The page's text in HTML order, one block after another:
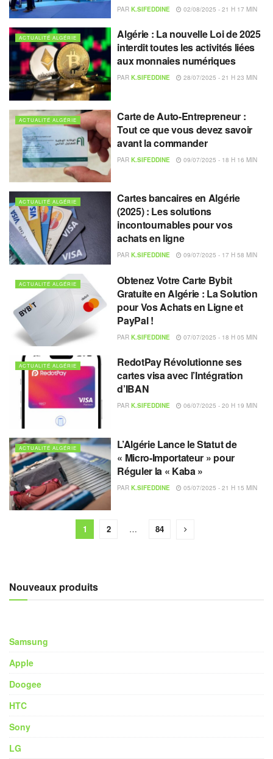
PAR K.SIFEDDINE 02/08/2025 - 21 H 17 MIN
ACTUALITÉ ALGÉRIE
Algérie : La nouvelle Loi de 2025
interdit toutes les activités liées
aux monnaies numériques
PAR K.SIFEDDINE 28/07/2025 - 21 H 23 MIN
ACTUALITÉ ALGÉRIE
Carte de Auto-Entrepreneur :
Tout ce que vous devez savoir
avant la commander
PAR K.SIFEDDINE 09/07/2025 - 18 H 16 MIN
ACTUALITÉ ALGÉRIE
Cartes bancaires en Algérie
(2025) : Les solutions
incontournables pour vos
achats en ligne
PAR K.SIFEDDINE 09/07/2025 - 17 H 58 MIN
ACTUALITÉ ALGÉRIE
Obtenez Votre Carte Bybit
Gratuite en Algérie : La Solution
pour Vos Achats en Ligne et
PayPal !
PAR K.SIFEDDINE 07/07/2025 - 18 H 05 MIN
ACTUALITÉ ALGÉRIE
RedotPay Révolutionne ses
cartes visa avec l’Intégration
d’IBAN
PAR K.SIFEDDINE 06/07/2025 - 20 H 19 MIN
ACTUALITÉ ALGÉRIE
L’Algérie Lance le Statut de
« Micro-Importateur » pour
Réguler la « Kaba »
PAR K.SIFEDDINE 05/07/2025 - 21 H 15 MIN
1 2 … 84
Nouveaux produits
Samsung
Apple
Doogee
HTC
Sony
LG